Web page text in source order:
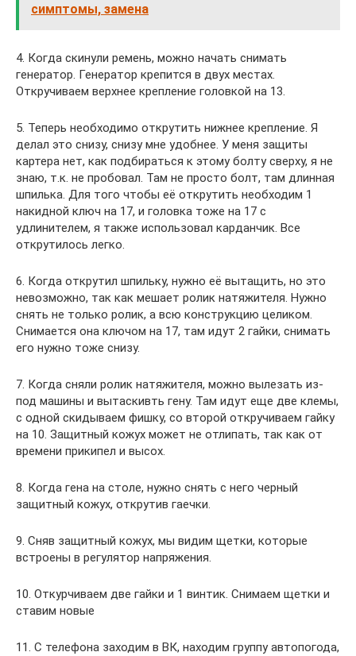
симптомы, замена
4. Когда скинули ремень, можно начать снимать
генератор. Генератор крепится в двух местах.
Откручиваем верхнее крепление головкой на 13.
5. Теперь необходимо открутить нижнее крепление. Я
делал это снизу, снизу мне удобнее. У меня защиты
картера нет, как подбираться к этому болту сверху, я не
знаю, т.к. не пробовал. Там не просто болт, там длинная
шпилька. Для того чтобы её открутить необходим 1
накидной ключ на 17, и головка тоже на 17 с
удлинителем, я также использовал карданчик. Все
открутилось легко.
6. Когда открутил шпильку, нужно её вытащить, но это
невозможно, так как мешает ролик натяжителя. Нужно
снять не только ролик, а всю конструкцию целиком.
Снимается она ключом на 17, там идут 2 гайки, снимать
его нужно тоже снизу.
7. Когда сняли ролик натяжителя, можно вылезать из-
под машины и вытаскивть гену. Там идут еще две клемы,
с одной скидываем фишку, со второй откручиваем гайку
на 10. Защитный кожух может не отлипать, так как от
времени прикипел и высох.
8. Когда гена на столе, нужно снять с него черный
защитный кожух, открутив гаечки.
9. Сняв защитный кожух, мы видим щетки, которые
встроены в регулятор напряжения.
10. Откурчиваем две гайки и 1 винтик. Снимаем щетки и
ставим новые
11. С телефона заходим в ВК, находим группу автопогода,